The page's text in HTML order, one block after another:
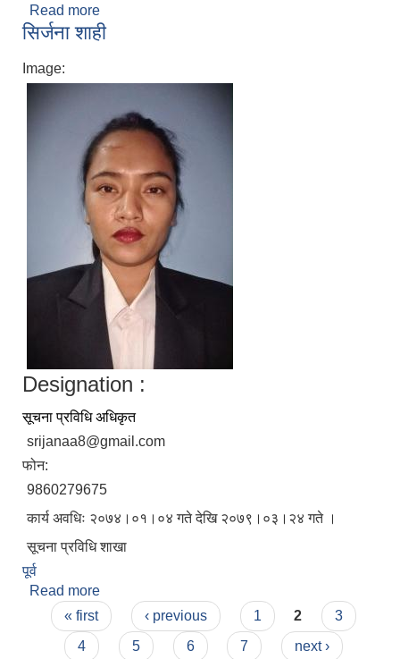
Read more
सिर्जना शाही
Image:
Designation :
सूचना प्रविधि अधिकृत
srijanaa8@gmail.com
फोन:
9860279675
कार्य अवधिः २०७४।०१।०४ गते देखि २०७९।०३।२४ गते ।
सूचना प्रविधि शाखा
पूर्व
Read more
Pages
« first ‹ previous 1 2
3
4
5 6 7
next ›